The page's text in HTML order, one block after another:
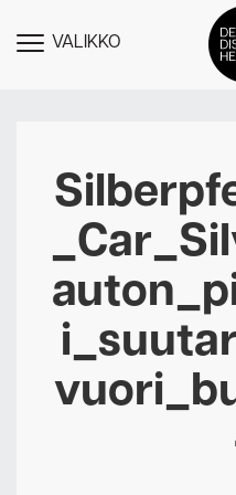
NÄYTÄVALIKKO
Design District
Ota